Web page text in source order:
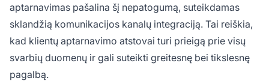
aptarnavimas pašalina šį nepatogumą, suteikdamas
sklandžią komunikacijos kanalų integraciją. Tai reiškia,
kad klientų aptarnavimo atstovai turi prieigą prie visų
svarbių duomenų ir gali suteikti greitesnę bei tikslesnę
pagalbą.